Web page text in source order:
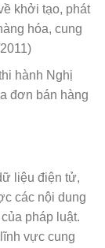
khởi tạo, phát
hóa, cung
hành Nghị
đơn bán hàng
liệu điện tử,
các nội dung
pháp luật.
vực cung